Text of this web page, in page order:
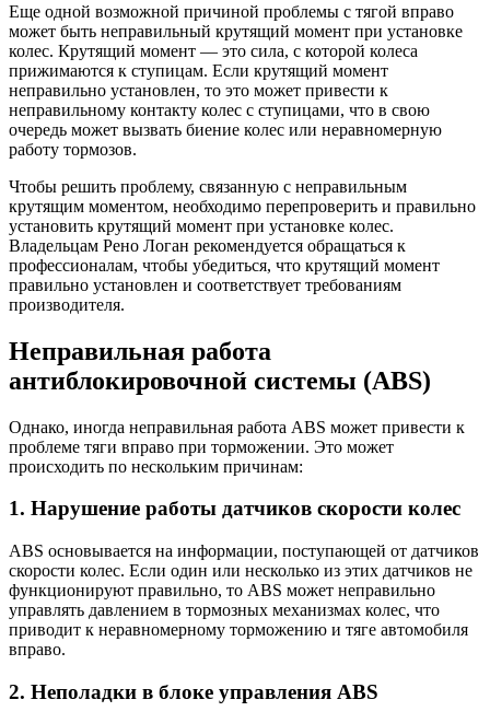
Еще одной возможной причиной проблемы с тягой вправо
может быть неправильный крутящий момент при установке
колес. Крутящий момент — это сила, с которой колеса
прижимаются к ступицам. Если крутящий момент
неправильно установлен, то это может привести к
неправильному контакту колес с ступицами, что в свою
очередь может вызвать биение колес или неравномерную
работу тормозов.
Чтобы решить проблему, связанную с неправильным
крутящим моментом, необходимо перепроверить и правильно
установить крутящий момент при установке колес.
Владельцам Рено Логан рекомендуется обращаться к
профессионалам, чтобы убедиться, что крутящий момент
правильно установлен и соответствует требованиям
производителя.
Неправильная работа
антиблокировочной системы (ABS)
Однако, иногда неправильная работа ABS может привести к
проблеме тяги вправо при торможении. Это может
происходить по нескольким причинам:
1. Нарушение работы датчиков скорости колес
ABS основывается на информации, поступающей от датчиков
скорости колес. Если один или несколько из этих датчиков не
функционируют правильно, то ABS может неправильно
управлять давлением в тормозных механизмах колес, что
приводит к неравномерному торможению и тяге автомобиля
вправо.
2. Неполадки в блоке управления ABS